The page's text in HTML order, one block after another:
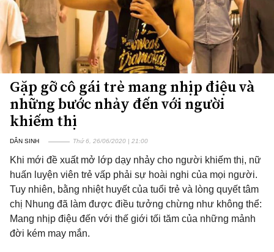
Gặp gỡ cô gái trẻ mang nhịp điệu và
những bước nhảy đến với người
khiếm thị
DÂN SINH Thứ 6, 26/06/2020 | 21:00
Khi mới đề xuất mở lớp dạy nhảy cho người khiếm thị, nữ
huấn luyện viên trẻ vấp phải sự hoài nghi của mọi người.
Tuy nhiên, bằng nhiệt huyết của tuổi trẻ và lòng quyết tâm
chị Nhung đã làm được điều tưởng chừng như không thể:
Mang nhịp điệu đến với thế giới tối tăm của những mảnh
đời kém may mắn.